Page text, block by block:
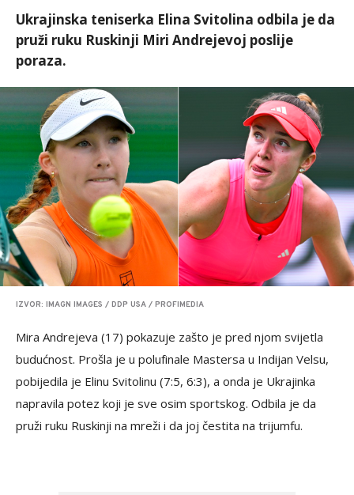
Ukrajinska teniserka Elina Svitolina odbila je da
pruži ruku Ruskinji Miri Andrejevoj poslije
poraza.
IZVOR: IMAGN IMAGES / DDP USA / PROFIMEDIA
Mira Andrejeva (17) pokazuje zašto je pred njom svijetla
budućnost. Prošla je u polufinale Mastersa u Indijan Velsu,
pobijedila je Elinu Svitolinu (7:5, 6:3), a onda je Ukrajinka
napravila potez koji je sve osim sportskog. Odbila je da
pruži ruku Ruskinji na mreži i da joj čestita na trijumfu.